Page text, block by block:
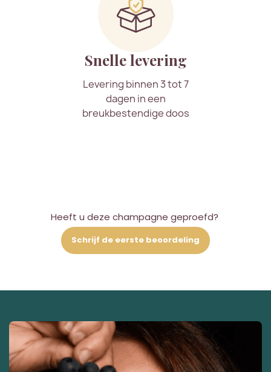
Snelle levering
Levering binnen 3 tot 7
dagen in een
breukbestendige doos
Heeft u deze champagne geproefd?
Schrijf de eerste beoordeling